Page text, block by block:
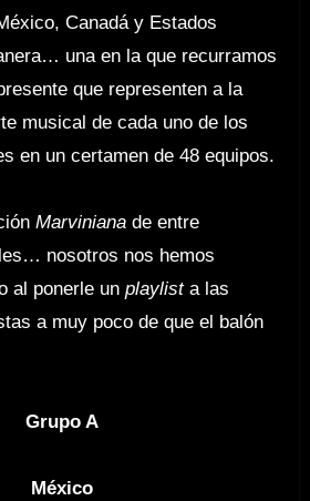
Canadá y Estados
una en la que recurramos
que representen a la
musical de cada uno de los
en un certamen de 48 equipos.
Marvinianade entre
nosotros nos hemos
al ponerle un playlista las
a muy poco de que el balón
Grupo A
México